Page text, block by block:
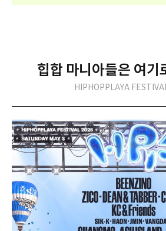
힙합 마니아들은 여기
HIPHOPPLAYA